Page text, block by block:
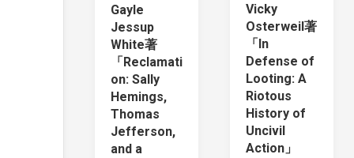
Gayle
Jessup
White著
「Reclamati
on: Sally
Hemings,
Thomas
Jefferson,
and a
Vicky
Osterweil著
「In
Defense of
Looting: A
Riotous
History of
Uncivil
Action」